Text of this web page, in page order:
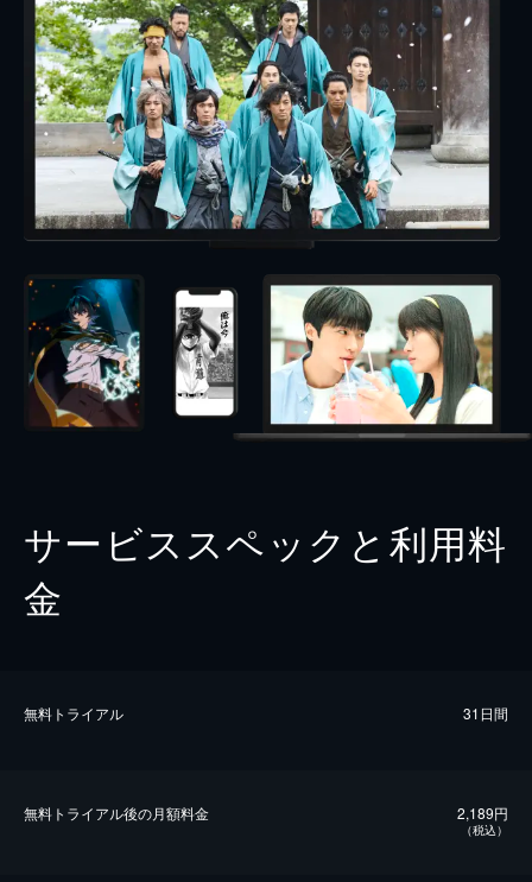
サービススペックと利用料
金
無料トライアル 31日間
無料トライアル後の⽉額料金 2,189円
（税込）